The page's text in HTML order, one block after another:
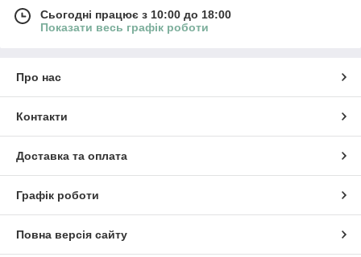
Сьогодні працює з 10:00 до 18:00
Показати весь графік роботи
Про нас
Контакти
Доставка та оплата
Графік роботи
Повна версія сайту